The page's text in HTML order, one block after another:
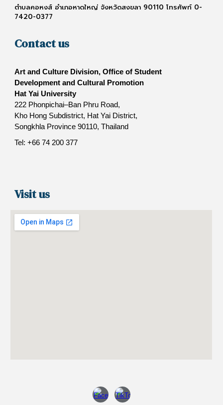
ตำบลคอหงส์ อำเภอหาดใหญ่ จังหวัดสงขลา 90110 โทรศัพท์ 0-
7420-0377
Contact us
Art and Culture Division, Office of Student
Development and Cultural Promotion
Hat Yai University
222 Phonpichai–Ban Phru Road,
Kho Hong Subdistrict, Hat Yai District,
Songkhla Province 90110, Thailand
Tel: +66 74 200 377
Visit us